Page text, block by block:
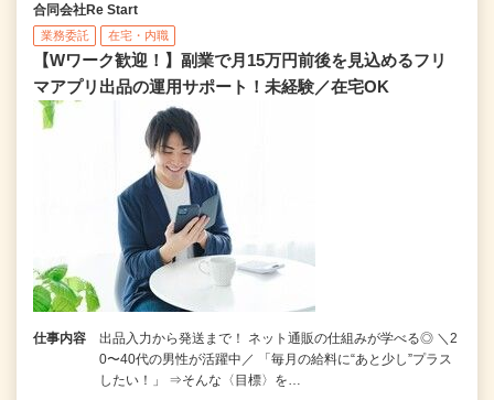
合同会社Re Start
業務委託 在宅・内職
【Wワーク歓迎！】副業で月15万円前後を見込めるフリ
マアプリ出品の運用サポート！未経験／在宅OK
仕事内容
出品入力から発送まで！ ネット通販の仕組みが学べる◎ ＼2
0〜40代の男性が活躍中／ 「毎月の給料に“あと少し”プラス
したい！」 ⇒そんな〈目標〉を…